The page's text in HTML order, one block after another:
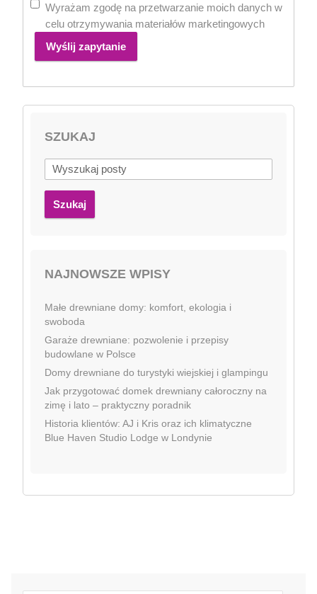
Wyrażam zgodę na przetwarzanie moich danych w
celu otrzymywania materiałów marketingowych
Wyślij zapytanie
SZUKAJ
Szukaj
NAJNOWSZE WPISY
Małe drewniane domy: komfort, ekologia i
swoboda
Garaże drewniane: pozwolenie i przepisy
budowlane w Polsce
Domy drewniane do turystyki wiejskiej i glampingu
Jak przygotować domek drewniany całoroczny na
zimę i lato – praktyczny poradnik
Historia klientów: AJ i Kris oraz ich klimatyczne
Blue Haven Studio Lodge w Londynie